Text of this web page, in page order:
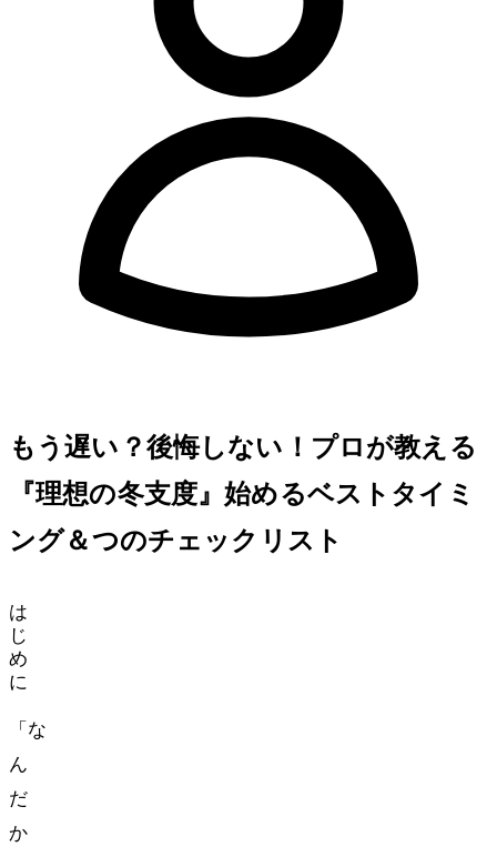
もう遅い？後悔しない！プロが教える
『理想の冬支度』始めるベストタイミ
ング＆3つのチェックリスト
は
じ
め
に
「な
ん
だ
か